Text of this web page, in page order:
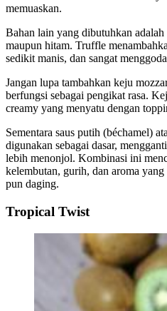
memuaskan.
Bahan lain yang dibutuhkan
maupun hitam. Truffle
sedikit manis, dan sangat
Jangan lupa tambahkan keju
berfungsi sebagai pengikat rasa.
creamy yang menyatu dengan
Sementara saus putih (béchamel)
digunakan sebagai dasar,
lebih menonjol. Kombinasi ini
kelembutan, gurih, dan aroma
pun daging.
Tropical Twist